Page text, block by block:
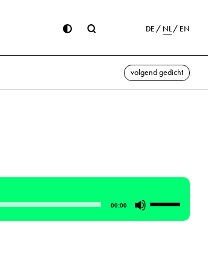
DE NL EN
volgend gedicht
00:00
Gebruik
Omhoog/